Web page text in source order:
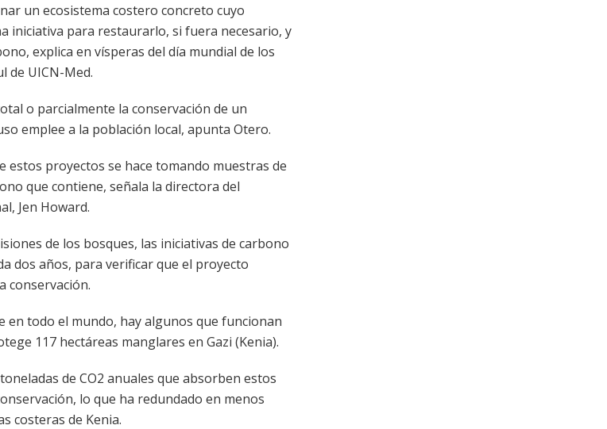
un ecosistema costero concreto cuyo
iniciativa para restaurarlo, si fuera necesario, y
explica en vísperas del día mundial de los
de UICN-Med.
o parcialmente la conservación de un
emplee a la población local, apunta Otero.
estos proyectos se hace tomando muestras de
que contiene, señala la directora del
Jen Howard.
de los bosques, las iniciativas de carbono
dos años, para verificar que el proyecto
conservación.
todo el mundo, hay algunos que funcionan
117 hectáreas manglares en Gazi (Kenia).
de CO2 anuales que absorben estos
lo que ha redundado en menos
costeras de Kenia.